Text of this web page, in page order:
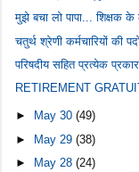
मुझे बचा लो पापा... शिक्षक के
चतुर्थ श्रेणी कर्मचारियों की
परिषदीय सहित प्रत्येक
RETIREMENT
► May 30(49)
► May 29(38)
►
May 28(24)